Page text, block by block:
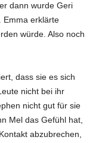
dann wurde Geri
Emma erklärte
würde. Also noch
dass sie es sich
nicht bei ihr
nicht gut für sie
Mel das Gefühl hat,
abzubrechen,